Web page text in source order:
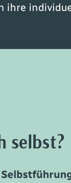
ihre
selbst?